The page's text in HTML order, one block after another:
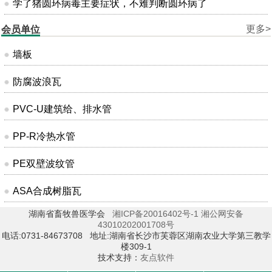
学了猪圆环病毒主要症状，不难判断圆环病了
更多>
会员单位
墙板
防腐波浪瓦
PVC-U建筑给、排水管
PP-R冷热水管
PE双壁波纹管
ASA合成树脂瓦
湖南省畜牧兽医学会 湘ICP备20016402号-1 湘公网安备
43010202001708号
电话:0731-84673708 地址:湖南省长沙市芙蓉区湖南农业大学第三教学
楼309-1
技术支持： 友点软件